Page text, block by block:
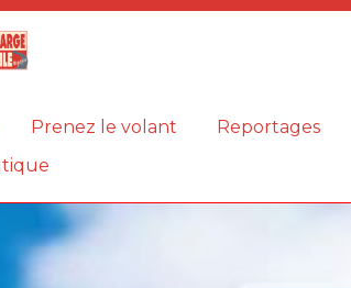
Prenez le volant Reportages